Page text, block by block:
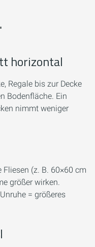
horizontal
Regale bis zur Decke
Bodenfläche. Ein
nimmt weniger
(z. B. 60×60 cm
größer wirken.
= größeres